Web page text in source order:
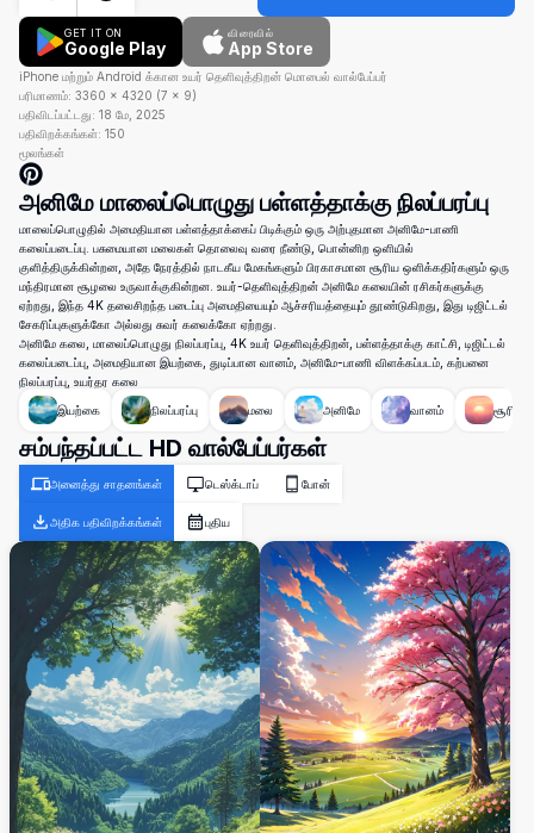
GET IT ON
Google Play
விரைவில்
App Store
iPhone மற்றும் Android க்கான உயர் தெளிவுத்திறன் மொபைல் வால்பேப்பர்
பரிமாணம்: 3360 × 4320 (7 × 9)
பதிவிடப்பட்டது: 18 மே, 2025
பதிவிறக்கங்கள்: 150
மூலங்கள்
அனிமே மாலைப்பொழுது பள்ளத்தாக்கு நிலப்பரப்பு
மாலைப்பொழுதில் அமைதியான பள்ளத்தாக்கைப் பிடிக்கும் ஒரு அற்புதமான அனிமே-பாணி
கலைப்படைப்பு. பசுமையான மலைகள் தொலைவு வரை நீண்டு, பொன்னிற ஒளியில்
குளித்திருக்கின்றன, அதே நேரத்தில் நாடகீய மேகங்களும் பிரகாசமான சூரிய ஒளிக்கதிர்களும் ஒரு
மந்திரமான சூழலை உருவாக்குகின்றன. உயர்-தெளிவுத்திறன் அனிமே கலையின் ரசிகர்களுக்கு
ஏற்றது, இந்த 4K தலைசிறந்த படைப்பு அமைதியையும் ஆச்சரியத்தையும் தூண்டுகிறது, இது டிஜிட்டல்
சேகரிப்புகளுக்கோ அல்லது சுவர் கலைக்கோ ஏற்றது.
அனிமே கலை, மாலைப்பொழுது நிலப்பரப்பு, 4K உயர் தெளிவுத்திறன், பள்ளத்தாக்கு காட்சி, டிஜிட்டல்
கலைப்படைப்பு, அமைதியான இயற்கை, துடிப்பான வானம், அனிமே-பாணி விளக்கப்படம், கற்பனை
நிலப்பரப்பு, உயர்தர கலை
இயற்கை
நிலப்பரப்பு மலை அனிமே வானம் சூரியன்
சம்பந்தப்பட்ட HD வால்பேப்பர்கள்
அனைத்து சாதனங்கள் டெஸ்க்டாப் போன்
அதிக பதிவிறக்கங்கள் புதிய